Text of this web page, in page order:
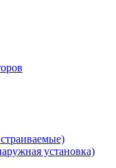
установка)